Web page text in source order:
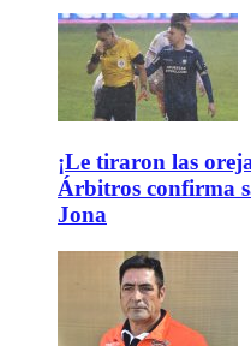
¡Le tiraron las
Árbitros confirma
Jona